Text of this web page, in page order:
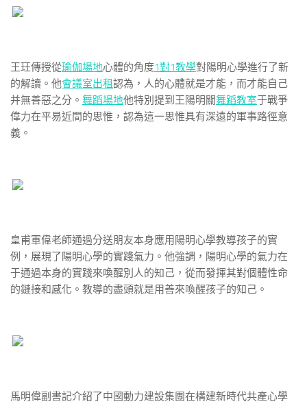
王玨傳授從瑜伽場地心體的角度1對1教學對陽明心學進行了新
的解讀。他會議室出租認為，人的心體就是才能，而才能自己
并無善惡之分。 舞蹈場地他特別提到王陽明關舞蹈教室于戰爭
偉力在平易近間的思惟，認為這一思惟具有深遠的軍事路徑意
義。
皇甫軍偉老師通過分送朋友本身應用陽明心學教導孩子的實
例，展現了陽明心學的實踐氣力。他強調，陽明心學的氣力在
于通過本身的實踐來喚醒別人的知己，從而發揮其對個體性命
的鏈接和感化。教導的盡頭就是用善來喚醒孩子的知己。
馬明偉副書記介紹了中國動力建設集團在構建新時代共產心學